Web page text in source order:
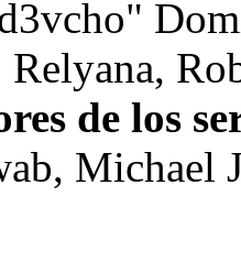
de los
Michael